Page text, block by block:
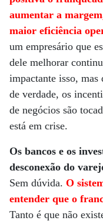
aumentar a
maior eficiência
um empresário que
dele melhorar
impactante isso, mas
de verdade, os
de negócios são
está em crise.
Os bancos e os
desconexão do
Sem dúvida. O
entender que o
Tanto é que não